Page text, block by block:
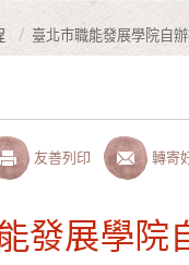
臺北市職能發展學院自
友善列印 轉寄
發展學院